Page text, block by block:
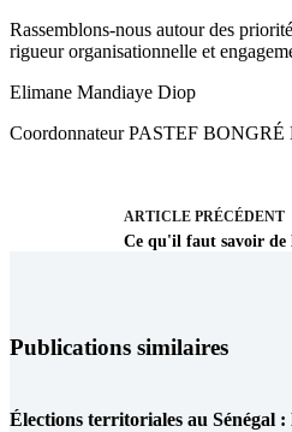
Rassemblons-nous autour des
rigueur organisationnelle et
Elimane Mandiaye Diop
Coordonnateur PASTEF
ARTICLE PRÉCÉDENT
Ce qu'il faut savoir de
Publications similaires
Élections territoriales au Sénégal